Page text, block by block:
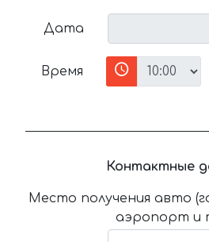
Дата
Время
Контактные
Место получения авто
аэропорт и